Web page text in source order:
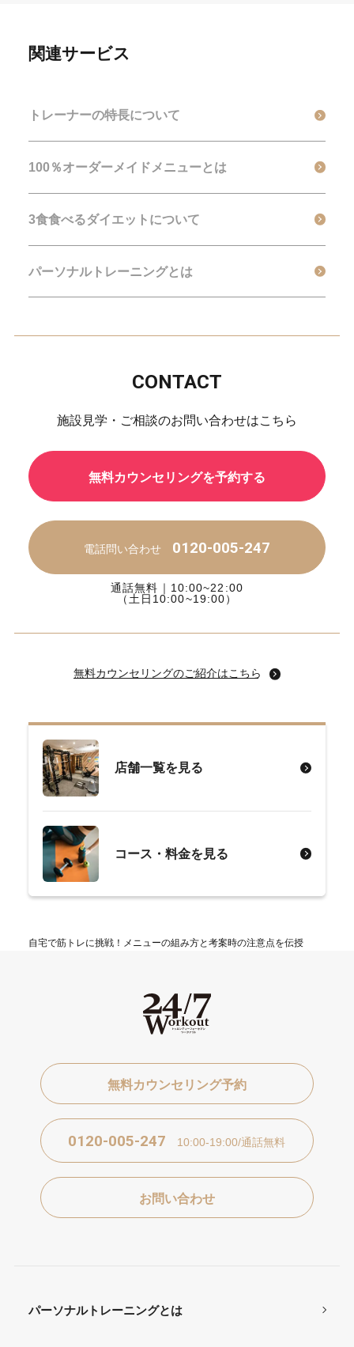
関連サービス
トレーナーの特長について
100％オーダーメイドメニューとは
3食食べるダイエットについて
パーソナルトレーニングとは
CONTACT
施設見学・ご相談のお問い合わせはこちら
無料カウンセリングを予約する
電話問い合わせ 0120-005-247
通話無料｜10:00~22:00
（土日10:00~19:00）
無料カウンセリングのご紹介はこちら
店舗一覧を見る
コース・料金を見る
自宅で筋トレに挑戦！メニューの組み方と考案時の注意点を伝授
無料カウンセリング予約
0120-005-247 10:00-19:00/通話無料
お問い合わせ
パーソナルトレーニングとは